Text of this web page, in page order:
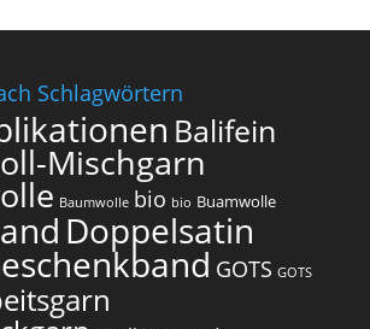
Schlagwörtern
Balifein
Mischgarn
Baumwolle bio bio Buamwolle
Doppelsatin
GOTS GOTS